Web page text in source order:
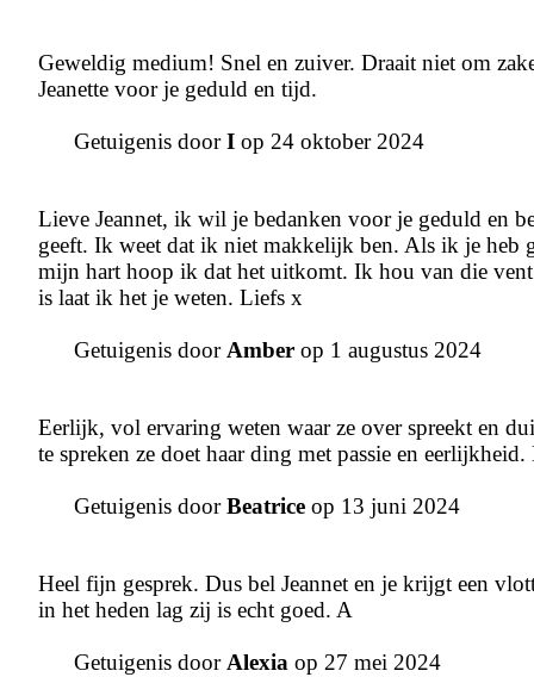
Geweldig medium! Snel en zuiver. Draait niet om
Jeanette voor je geduld en tijd.
Getuigenis doorI op 24 oktober 2024
Lieve Jeannet, ik wil je bedanken voor je geduld en
geeft. Ik weet dat ik niet makkelijk ben. Als ik je heb
mijn hart hoop ik dat het uitkomt. Ik hou van die
is laat ik het je weten. Liefs x
Getuigenis doorAmber op 1 augustus 2024
Eerlijk, vol ervaring weten waar ze over spreekt en
te spreken ze doet haar ding met passie en eerlijkheid.
Getuigenis doorBeatrice op 13 juni 2024
Heel fijn gesprek. Dus bel Jeannet en je krijgt een
in het heden lag zij is echt goed. A
Getuigenis doorAlexia op 27 mei 2024